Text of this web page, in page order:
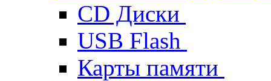
CD Диски
USB Flash
Карты памяти